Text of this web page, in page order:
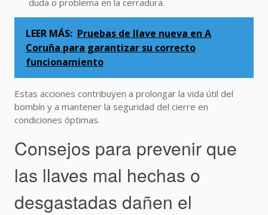
duda o problema en la cerradura.
LEER MÁS: Pruebas de llave nueva en A
Coruña para garantizar su correcto
funcionamiento
Estas acciones contribuyen a prolongar la vida útil del
bombín y a mantener la seguridad del cierre en
condiciones óptimas.
Consejos para prevenir que
las llaves mal hechas o
desgastadas dañen el